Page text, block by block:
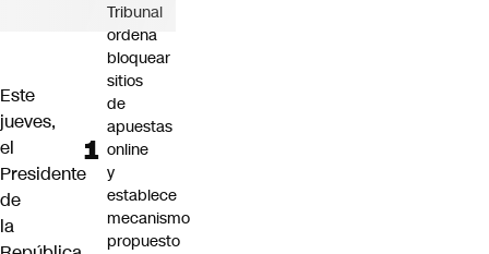
Este
jueves,
el
Presidente
de
la
Tribunal
ordena
bloquear
sitios
de
apuestas
online
y
establece
mecanismo
propuesto